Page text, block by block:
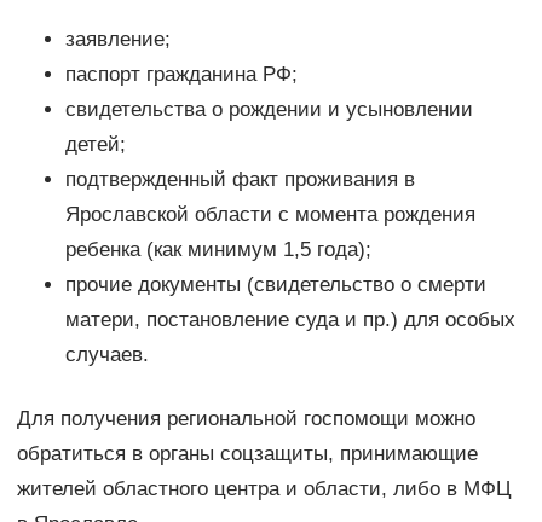
заявление;
паспорт гражданина РФ;
свидетельства о рождении и усыновлении
детей;
подтвержденный факт проживания в
Ярославской области с момента рождения
ребенка (как минимум 1,5 года);
прочие документы (свидетельство о смерти
матери, постановление суда и пр.) для особых
случаев.
Для получения региональной госпомощи можно
обратиться в органы соцзащиты, принимающие
жителей областного центра и области, либо в МФЦ